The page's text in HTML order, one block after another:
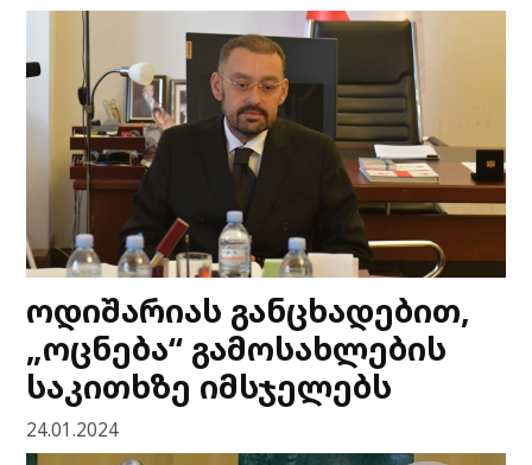
ოდიშარიას განცხადებით,
„ოცნება“ გამოსახლების
საკითხზე იმსჯელებს
24.01.2024